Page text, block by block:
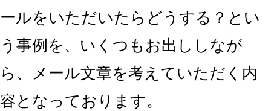
ールをいただいたらどうする？とい
う事例を、いくつもお出ししなが
ら、メール文章を考えていただく内
容となっております。